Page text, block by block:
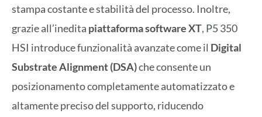
stampa costante e stabilità del processo. Inoltre,
grazie all’inedita piattaforma software XT, P5 350
HSI introduce funzionalità avanzate come il Digital
Substrate Alignment (DSA)che consente un
posizionamento completamente automatizzato e
altamente preciso del supporto, riducendo